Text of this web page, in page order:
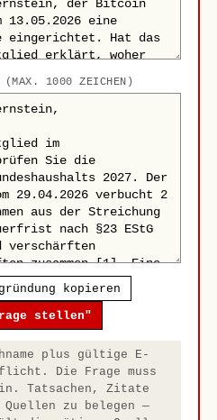
(MAX. 1000 ZEICHEN)
kopieren
stellen"
plus gültige E-
Die Frage muss
Tatsachen, Zitate
zu belegen —